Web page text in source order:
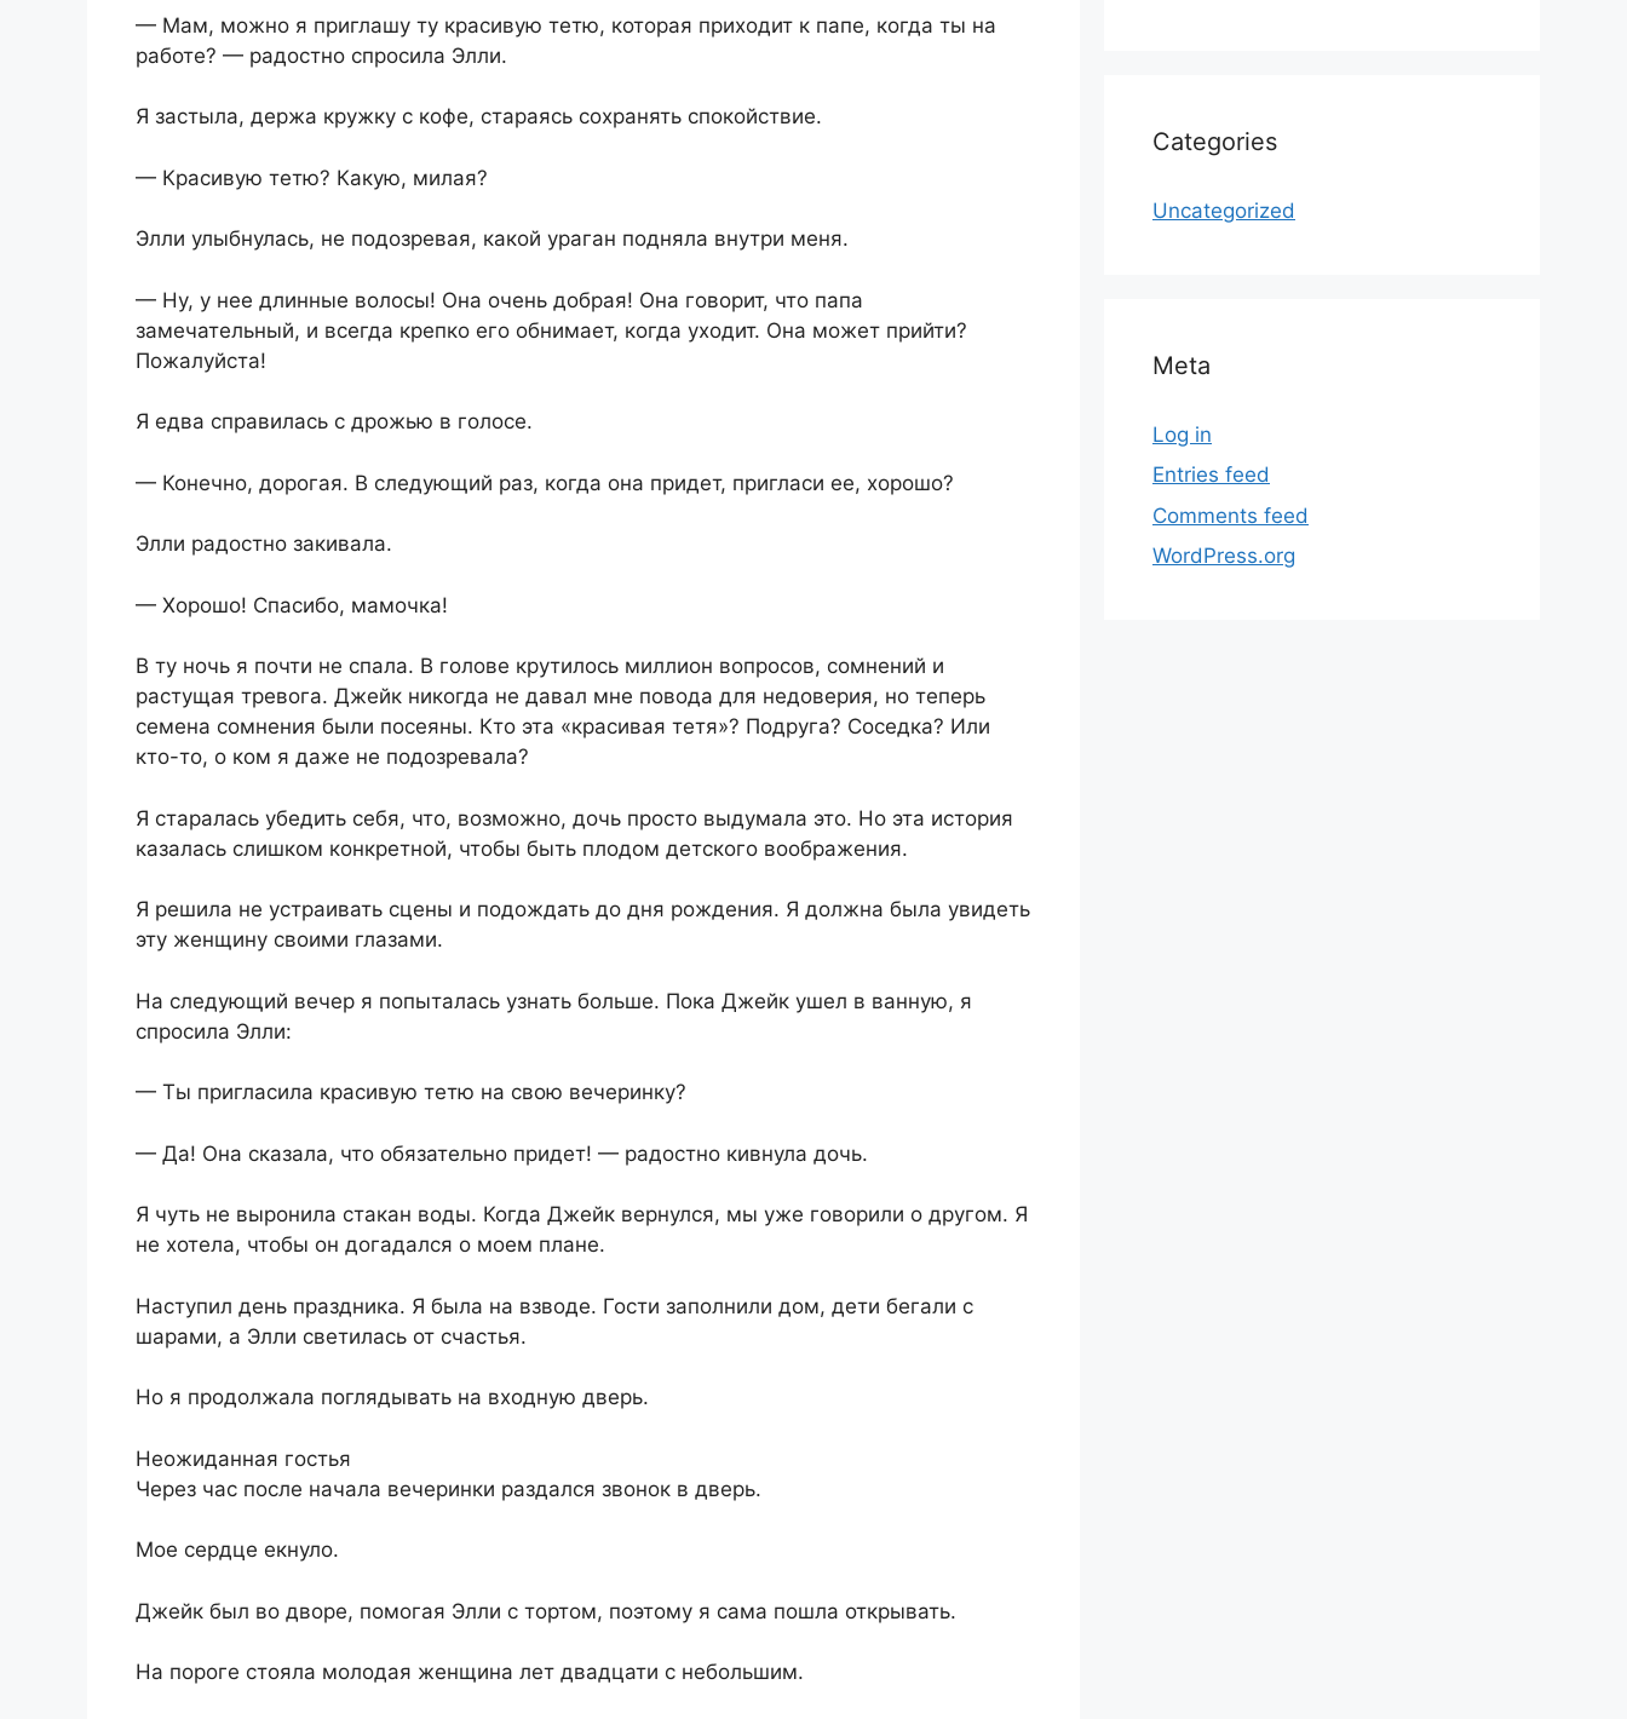
— Мам, можно я приглашу ту красивую тетю, которая приходит к папе, когда ты на
работе? — радостно спросила Элли.
Я застыла, держа кружку с кофе, стараясь сохранять спокойствие.
— Красивую тетю? Какую, милая?
Элли улыбнулась, не подозревая, какой ураган подняла внутри меня.
— Ну, у нее длинные волосы! Она очень добрая! Она говорит, что папа
замечательный, и всегда крепко его обнимает, когда уходит. Она может прийти?
Пожалуйста!
Я едва справилась с дрожью в голосе.
— Конечно, дорогая. В следующий раз, когда она придет, пригласи ее, хорошо?
Элли радостно закивала.
— Хорошо! Спасибо, мамочка!
В ту ночь я почти не спала. В голове крутилось миллион вопросов, сомнений и
растущая тревога. Джейк никогда не давал мне повода для недоверия, но теперь
семена сомнения были посеяны. Кто эта «красивая тетя»? Подруга? Соседка? Или
кто-то, о ком я даже не подозревала?
Я старалась убедить себя, что, возможно, дочь просто выдумала это. Но эта история
казалась слишком конкретной, чтобы быть плодом детского воображения.
Я решила не устраивать сцены и подождать до дня рождения. Я должна была увидеть
эту женщину своими глазами.
На следующий вечер я попыталась узнать больше. Пока Джейк ушел в ванную, я
спросила Элли:
— Ты пригласила красивую тетю на свою вечеринку?
— Да! Она сказала, что обязательно придет! — радостно кивнула дочь.
Я чуть не выронила стакан воды. Когда Джейк вернулся, мы уже говорили о другом. Я
не хотела, чтобы он догадался о моем плане.
Наступил день праздника. Я была на взводе. Гости заполнили дом, дети бегали с
шарами, а Элли светилась от счастья.
Но я продолжала поглядывать на входную дверь.
Неожиданная гостья
Через час после начала вечеринки раздался звонок в дверь.
Мое сердце екнуло.
Джейк был во дворе, помогая Элли с тортом, поэтому я сама пошла открывать.
На пороге стояла молодая женщина лет двадцати с небольшим.
Categories
Uncategorized
Meta
Log in
Entries feed
Comments feed
WordPress.org